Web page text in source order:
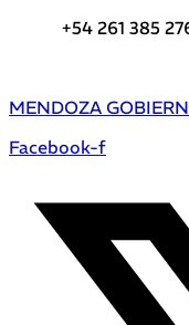
+54 261 385
MENDOZA
Facebook-f